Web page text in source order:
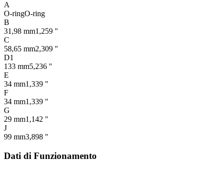
A
O-ringO-ring
B
31,98 mm1,259 "
C
58,65 mm2,309 "
D1
133 mm5,236 "
E
34 mm1,339 "
F
34 mm1,339 "
G
29 mm1,142 "
J
99 mm3,898 "
Dati di Funzionamento